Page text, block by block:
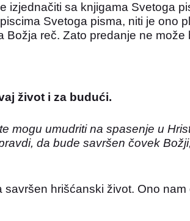
izjednačiti sa knjigama Svetoga
Svetoga pisma, niti je ono
reč. Zato predanje ne može
život i za budući.
mogu umudriti na spasenje u
da bude savršen čovek
hrišćanski život. Ono